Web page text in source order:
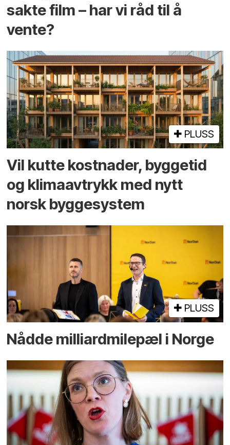
sakte film – har vi råd til å
vente?
PLUSS
Vil kutte kostnader, byggetid
og klima­avtrykk med nytt
norsk bygge­system
PLUSS
Nådde milliard­­milepæl i Norge